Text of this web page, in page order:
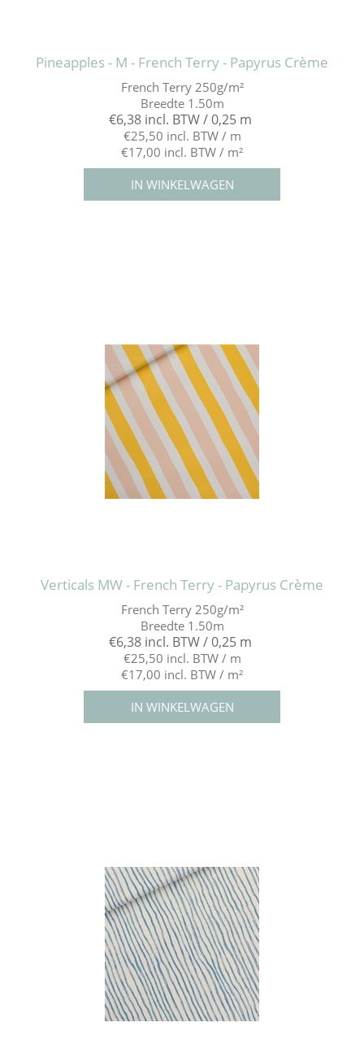
Pineapples - M - French Terry - Papyrus Crème
French Terry 250g/m²
Breedte 1.50m
€6,38 incl. BTW / 0,25 m
€25,50 incl. BTW / m
€17,00 incl. BTW / m²
Verticals MW - French Terry - Papyrus Crème
French Terry 250g/m²
Breedte 1.50m
€6,38 incl. BTW / 0,25 m
€25,50 incl. BTW / m
€17,00 incl. BTW / m²